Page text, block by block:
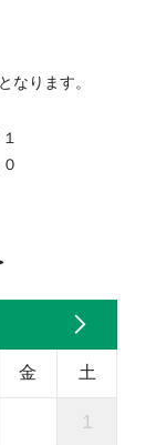
なります。
金 土
1